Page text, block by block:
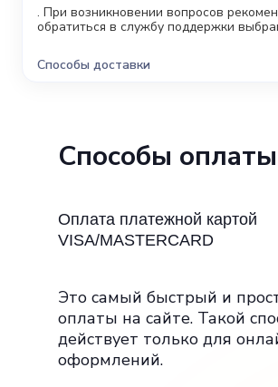
. При возникновении вопросов
обратиться в службу поддержки
Способы доставки
Способы оплаты
Оплата платежной картой
VISA/MASTERCARD
Это самый быстрый и
оплаты на сайте. Такой
действует только для
оформлений.